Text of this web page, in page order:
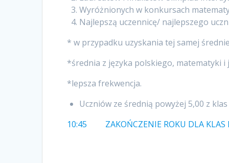
Wyróżnionych w konkursach
Najlepszą uczennicę/ najlepszego
* w przypadku uzyskania tej samej
*średnia z języka polskiego, matematyki i
*lepsza frekwencja.
Uczniów ze średnią powyżej 5,00 z
10:45 ZAKOŃCZENIE ROKU DLA KLAS